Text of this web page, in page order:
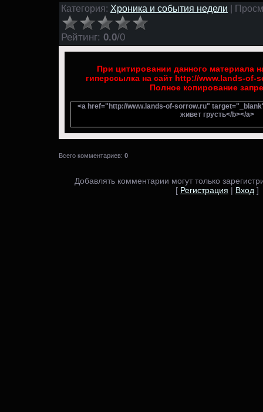
Категория: Хроника и события недели |
Рейтинг: 0.0/0
При цитировании данного материала
гиперссылка на сайт http://www.lands-of-
Полное копирование
<a href="http://www.lands-of-sorrow.ru"
живет грусть</b></a>
Всего комментариев: 0
Добавлять комментарии могут только
[ Регистрация | Вход ]